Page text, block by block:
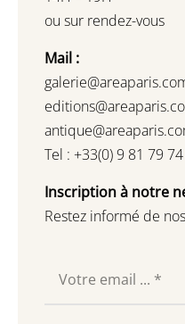
ou sur rendez-vous
Mail :
Tel : +33(0) 9 81 79
Inscription à notre
Restez informé de